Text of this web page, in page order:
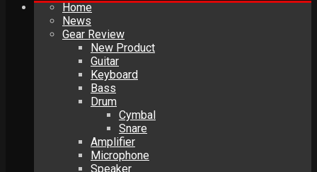
Home
News
Gear Review
New Product
Guitar
Keyboard
Bass
Drum
Cymbal
Snare
Amplifier
Microphone
Speaker